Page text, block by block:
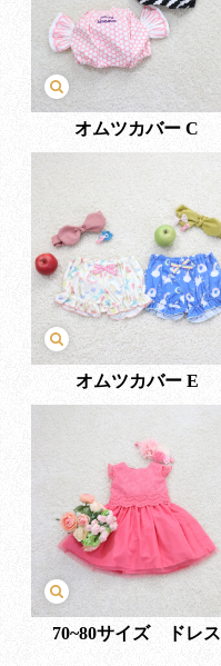
オムツカバー C
オムツカバー E
70~80サイズ ドレス